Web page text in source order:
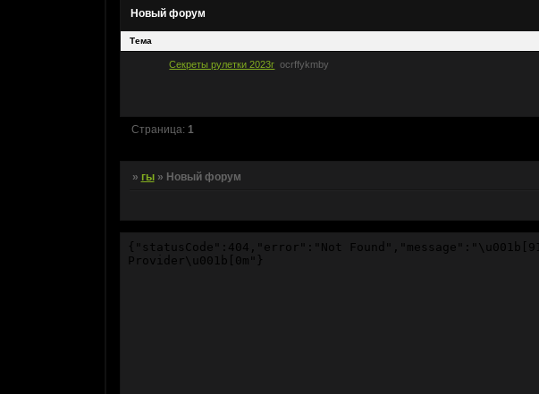
Новый форум
Тема
Секреты рулетки 2023г ocrffykmby
Страница: 1
» гы » Новый форум